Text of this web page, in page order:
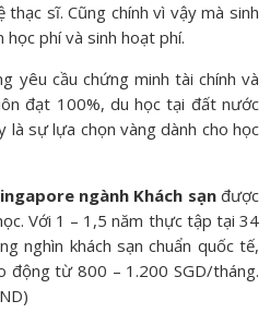
thạc sĩ. Cũng chính vì vậy mà sinh
phí và sinh hoạt phí.
yêu cầu chứng minh tài chính và
đạt 100%, du học tại đất nước
là sự lựa chọn vàng dành cho học
ngành Khách sạnđược
Với 1 – 1,5 năm thực tập tại 34
nghìn khách sạn chuẩn quốc tế,
động từ 800 – 1.200 SGD/tháng.